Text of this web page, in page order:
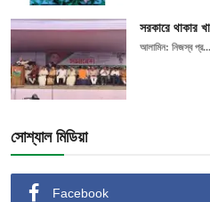
সরকারে থাকার
আলামিন: নিজস্ব প্র...
সোশ্যাল মিডিয়া
Facebook